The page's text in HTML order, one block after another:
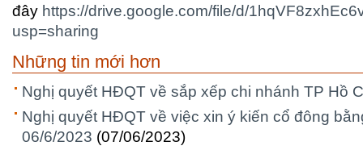
đây https://drive.google.com/file/d/
usp=sharing
Những tin mới hơn
Nghị quyết HĐQT về sắp xếp chi nhánh TP Hồ
Nghị quyết HĐQT về việc xin ý kiến cổ đông
06/6/2023 (07/06/2023)